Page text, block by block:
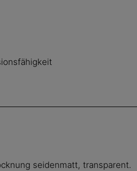
seidenmatt, transparent.